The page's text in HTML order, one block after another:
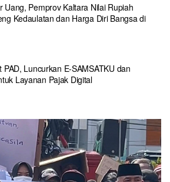
Uang, Pemprov Kaltara Nilai Rupiah
Kedaulatan dan Harga Diri Bangsa di
PAD, Luncurkan E-SAMSATKU dan
Layanan Pajak Digital